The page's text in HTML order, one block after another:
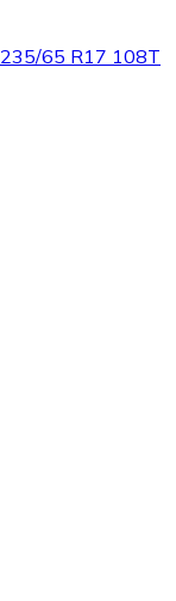
65 R17 108T